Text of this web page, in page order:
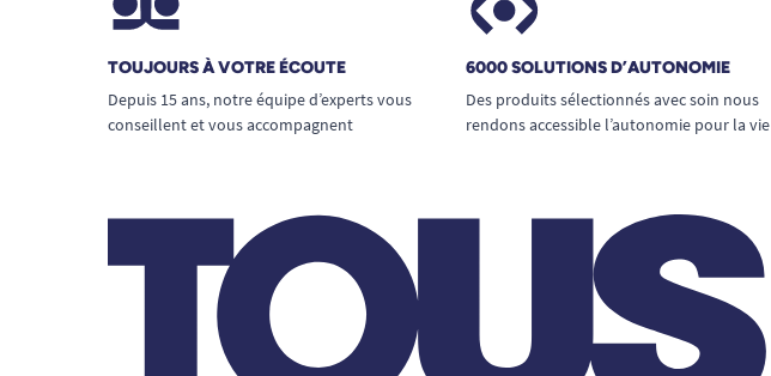
TOUJOURS À VOTRE ÉCOUTE
Depuis 15 ans, notre équipe d’experts vous
conseillent et vous accompagnent
6000 SOLUTIONS D’AUTONOMIE
Des produits sélectionnés avec soin nous
rendons accessible l’autonomie pour la vie